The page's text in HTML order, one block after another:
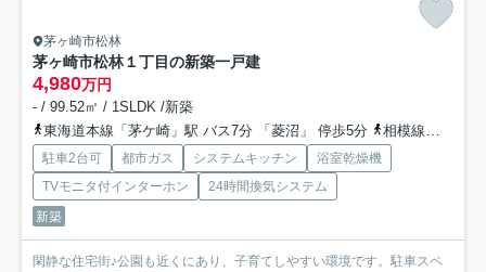
茅ヶ崎市松林
茅ヶ崎市松林１丁目の新築一戸建
4,980万円
- / 99.52㎡ / 1SLDK /新築
東海道本線「茅ケ崎」駅 バス7分 「菱沼」 停歩5分
相模線「茅ケ崎」駅 バス7分 「菱沼」 停歩5分
駐車2台可 都市ガス システムキッチン
浴室乾燥機
TVモニタ付インターホン
24時間換気システム
新築
閑静な住宅街♪公園も近くにあり、子育てしやすい環境です。駐車スペ